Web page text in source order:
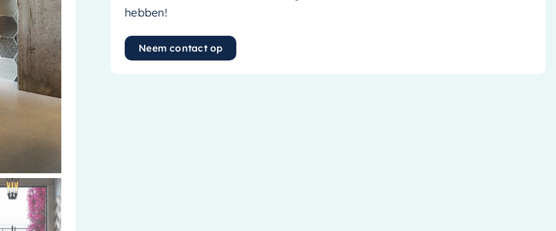
hebben!
Neem contact op